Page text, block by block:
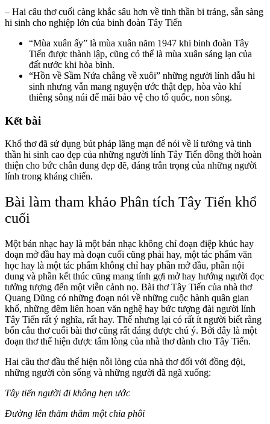
– Hai câu thơ cuối càng khắc sâu hơn về tinh thần bi tráng, sẵn sàng
hi sinh cho nghiệp lớn của binh đoàn Tây Tiến
“Mùa xuân ấy” là mùa xuân năm 1947 khi binh đoàn Tây
Tiến được thành lập, cũng có thể là mùa xuân sáng lạn của
đất nước khi hòa bình.
“Hồn về Sầm Nứa chẳng về xuôi” những người lính dẫu hi
sinh nhưng vẫn mang nguyện ước thật đẹp, hòa vào khí
thiêng sông núi để mãi bảo vệ cho tổ quốc, non sông.
Kết bài
Khổ thơ đã sử dụng bút pháp lãng mạn để nói về lí tưởng và tinh
thần hi sinh cao đẹp của những người lính Tây Tiến đồng thời hoàn
thiện cho bức chân dung đẹp đẽ, đáng trân trọng của những người
lính trong kháng chiến.
Bài làm tham khảo Phân tích Tây Tiến khổ
cuối
Một bản nhạc hay là một bản nhạc không chỉ đoạn điệp khúc hay
đoạn mở đầu hay mà đoạn cuối cũng phải hay, một tác phẩm văn
học hay là một tác phẩm không chỉ hay phần mở đầu, phần nội
dung và phần kết thúc cũng mang tính gợi mở hay hướng người đọc
tưởng tượng đến một viễn cảnh nọ. Bài thơ Tây Tiến của nhà thơ
Quang Dũng có những đoạn nói về những cuộc hành quân gian
khổ, những đêm liên hoan văn nghệ hay bức tượng đài người lính
Tây Tiến rất ý nghĩa, rất hay. Thế nhưng lại có rất ít người biết rằng
bốn câu thơ cuối bài thơ cũng rất đáng được chú ý. Bởi đây là một
đoạn thơ thể hiện được tấm lòng của nhà thơ dành cho Tây Tiến.
Hai câu thơ đầu thể hiện nỗi lòng của nhà thơ đối với đồng đội,
những người còn sống và những người đã ngã xuống:
Tây tiến người đi không hẹn ước
Đường lên thăm thẳm một chia phôi